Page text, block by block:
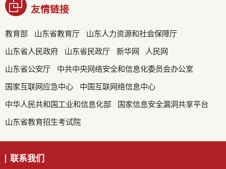
友情链接
教育部 山东省教育厅 山东人力资源和社会保障厅
山东省人民政府 山东省民政厅 新华网 人民网
山东省公安厅 中共中央网络安全和信息化委员会办公室
国家互联网应急中心 中国互联网络信息中心
中华人民共和国工业和信息化部 国家信息安全漏洞共享平台
山东省教育招生考试院
联系我们